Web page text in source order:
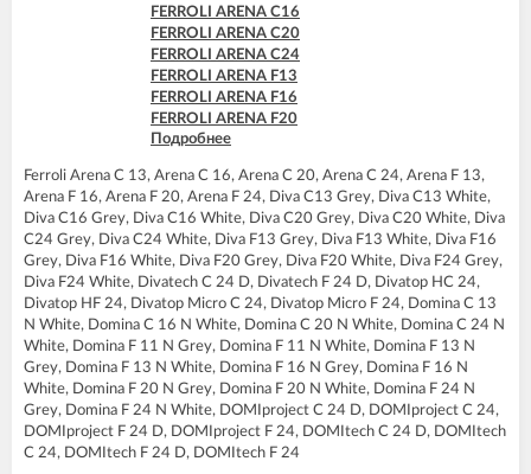
FERROLI ARENA C16
FERROLI ARENA C20
FERROLI ARENA C24
FERROLI ARENA F13
FERROLI ARENA F16
FERROLI ARENA F20
FERROLI ARENA F24
FERROLI DIVA C16
FERROLI DIVA C20
FERROLI DIVA C24
FERROLI DIVA F13
FERROLI DIVA F16
FERROLI DIVA F20
FERROLI DIVA F24
FERROLI DIVA HC24
FERROLI DIVA HF24
FERROLI DIVAproject F24
FERROLI DIVAtech C24 D
FERROLI DIVAtech D F24
FERROLI DIVAtech D HF24
FERROLI DIVAtech F24 D
Подробнее
Ferroli Arena C 13, Arena C 16, Arena C 20, Arena C 24, Arena F 13,
Arena F 16, Arena F 20, Arena F 24, Diva C13 Grey, Diva C13 White,
Diva C16 Grey, Diva C16 White, Diva C20 Grey, Diva C20 White, Diva
C24 Grey, Diva C24 White, Diva F13 Grey, Diva F13 White, Diva F16
Grey, Diva F16 White, Diva F20 Grey, Diva F20 White, Diva F24 Grey,
Diva F24 White, Divatech C 24 D, Divatech F 24 D, Divatop HC 24,
Divatop HF 24, Divatop Micro C 24, Divatop Micro F 24, Domina C 13
N White, Domina C 16 N White, Domina C 20 N White, Domina C 24 N
White, Domina F 11 N Grey, Domina F 11 N White, Domina F 13 N
Grey, Domina F 13 N White, Domina F 16 N Grey, Domina F 16 N
White, Domina F 20 N Grey, Domina F 20 N White, Domina F 24 N
Grey, Domina F 24 N White, DOMIproject C 24 D, DOMIproject C 24,
DOMIproject F 24 D, DOMIproject F 24, DOMItech C 24 D, DOMItech
C 24, DOMItech F 24 D, DOMItech F 24